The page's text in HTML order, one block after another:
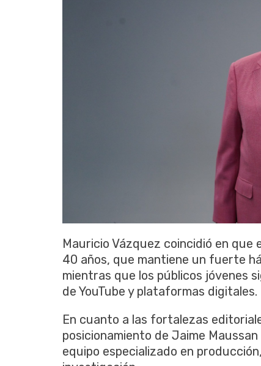
Mauricio Vázquez coincidió en
40 años, que mantiene un fuerte
mientras que los públicos jóvenes
de YouTube y plataformas digitales.
En cuanto a las fortalezas
posicionamiento de Jaime
equipo especializado en